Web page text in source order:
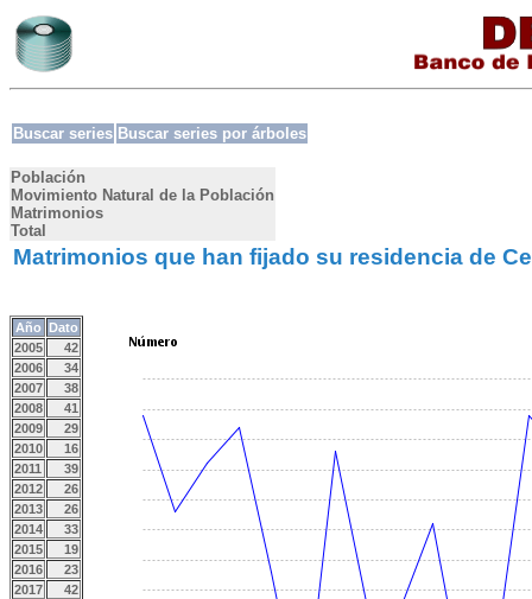
Buscar series Buscar series por árboles
Población
Movimiento Natural de la Población
Matrimonios
Total
Matrimonios que han fijado su residencia de
Año Dato
2005
42
2006
34
2007
38
2008
41
2009
29
2010
16
2011
39
2012
26
2013
26
2014
33
2015
19
2016
23
2017
42